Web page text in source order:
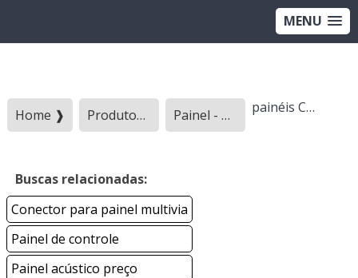
MENU
Home ❱ Produtos ❱ Painel - Categoria ❱ painéis CLP
Buscas relacionadas:
Conector para painel multivia
Painel de controle
Painel acústico preço